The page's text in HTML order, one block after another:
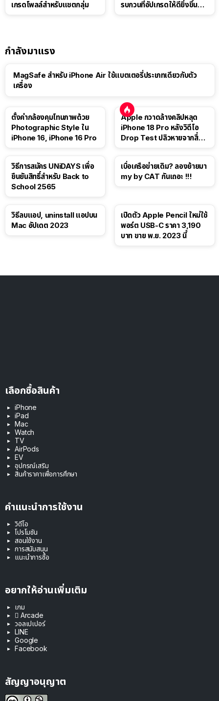
เกรดโพลล์สำหรับแชตกลุ่ม
รบกวนที่อัปเกรดให้ดียิ่งขึ้น
กำลังมาแรง
MagSafe สำหรับ iPhone Air ใช้แบตเตอรี่ประเภทเดียวกับตัว
เครื่อง
ตั้งค่ากล้องคุมโทนภาพด้วย
Photographic Style ใน
iPhone 16, iPhone 16 Pro
Apple กวาดล้างคลิปหลุด
iPhone 18 Pro หลังวิดีโอ
Drop Test ปลิวหายจากสื่อ
วิธีการสมัคร UNiDAYS เพื่อ
ยืนยันสิทธิ์สำหรับ Back to
School 2565
เบื่อเครือข่ายเดิม? ลองย้ายมา
my by CAT กันเถอะ !!!
วิธีลบแอป, uninstall แอปบน
Mac อัปเดต 2023
เปิดตัว Apple Pencil ใหม่ใช้
พอร์ต USB-C ราคา 3,190
บาท ขาย พ.ย. 2023 นี้
เลือกซื้อสินค้า
iPhone
iPad
Mac
Watch
TV
AirPods
EV
อุปกรณ์เสริม
สินค้าราคาเพื่อการศึกษา
คำแนะนำการใช้งาน
วิดีโอ
โปรโมชัน
สอนใช้งาน
การสนับสนุน
แนะนำการซื้อ
อยากให้อ่านเพิ่มเติม
เกม
 Arcade
วอลเปเปอร์
LINE
Google
Facebook
สัญญาอนุญาต